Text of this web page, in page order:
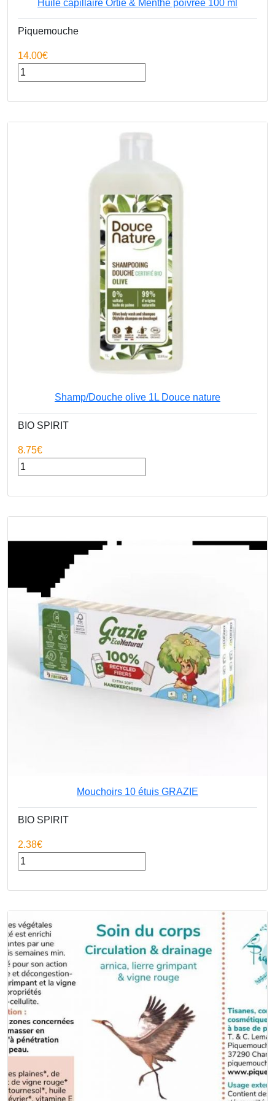
GAEC DENIS PERE ET FILS
GAEC Vertcolza
Confédération paysanne 36
Huile Vinaigre
Association Souffles de Soie
EARL FERME DE LA RABINIERE
Gaec de Gommiers
Ferme de la Caillonnière
HUILERIE VIGEAN
Sylvain Leest
Bruno BARDON
Les moutons de Cotron
Association Artisans du monde
SCEA L OREE DE LA BRENNE
Piquemouche
EARL La brebidoré
Huile capillaire Ortie & Menthe poivrée 100 ml
Piquemouche
14.00€
Shamp/Douche olive 1L Douce nature
BIO SPIRIT
8.75€
Mouchoirs 10 étuis GRAZIE
BIO SPIRIT
2.38€